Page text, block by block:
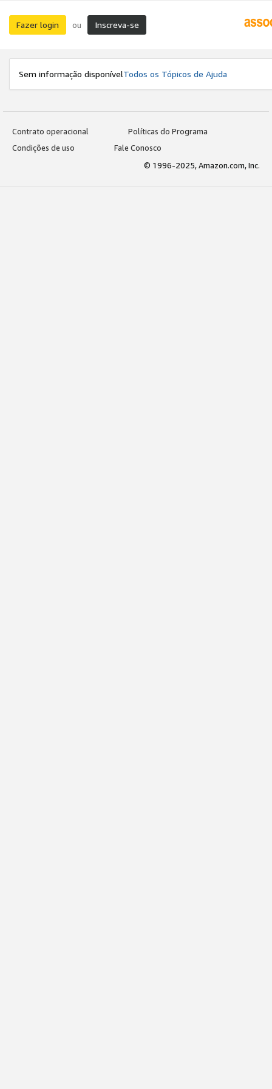
Fazer login ou Inscreva-se
Sem informação disponívelTodos os Tópicos de Ajuda
Contrato operacional
Políticas do Programa
Condições de uso
Fale Conosco
© 1996-2025, Amazon.com, Inc.